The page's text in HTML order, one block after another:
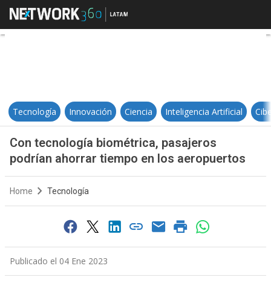
Con tecnología biométrica,
Tecnología Innovación Ciencia Inteligencia Artificial
Con tecnología biométrica, pasajeros
podrían ahorrar tiempo en los aeropuertos
Home Tecnología
Publicado el 04 Ene 2023